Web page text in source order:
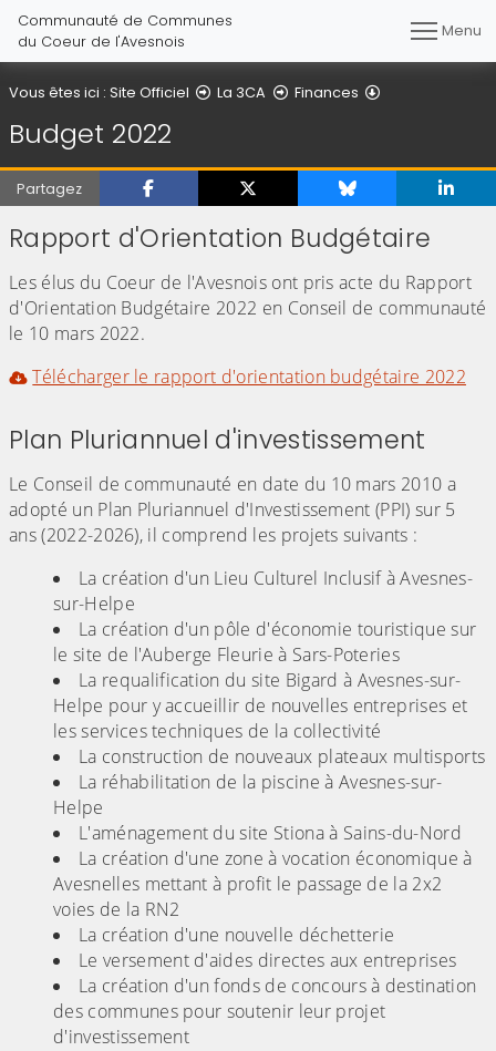
Communauté de Communes
du Coeur de l'Avesnois
Menu
Vous êtes ici : Site Officiel La 3CA Finances
Budget 2022
Partagez
Rapport d'Orientation Budgétaire
Les élus du Coeur de l'Avesnois ont pris acte du Rapport
d'Orientation Budgétaire 2022 en Conseil de communauté
le 10 mars 2022.
Télécharger le rapport d'orientation budgétaire 2022
Plan Pluriannuel d'investissement
Le Conseil de communauté en date du 10 mars 2010 a
adopté un Plan Pluriannuel d'Investissement (PPI) sur 5
ans (2022-2026), il comprend les projets suivants :
La création d'un Lieu Culturel Inclusif à Avesnes-
sur-Helpe
La création d'un pôle d'économie touristique sur
le site de l'Auberge Fleurie à Sars-Poteries
La requalification du site Bigard à Avesnes-sur-
Helpe pour y accueillir de nouvelles entreprises et
les services techniques de la collectivité
La construction de nouveaux plateaux multisports
La réhabilitation de la piscine à Avesnes-sur-
Helpe
L'aménagement du site Stiona à Sains-du-Nord
La création d'une zone à vocation économique à
Avesnelles mettant à profit le passage de la 2x2
voies de la RN2
La création d'une nouvelle déchetterie
Le versement d'aides directes aux entreprises
La création d'un fonds de concours à destination
des communes pour soutenir leur projet
d'investissement